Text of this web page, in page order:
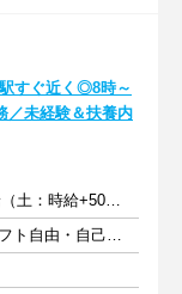
すぐ近く◎8時～
／未経験＆扶養内
時給1226円～＋ 交通費支給（土：時給+50円／日：時給+100円）
週3日以上 1日5時間以上 シフト自由・自己申告